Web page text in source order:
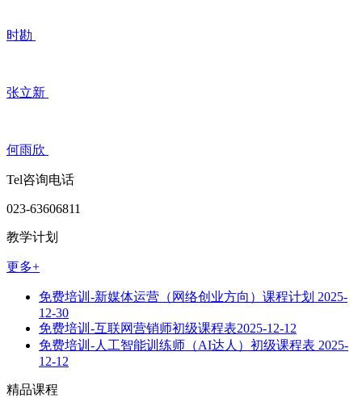
时勘
张立新
何雨欣
Tel咨询电话
023-63606811
教学计划
更多+
免费培训-新媒体运营（网络创业方向）课程计划 2025-
12-30
免费培训-互联网营销师初级课程表​2025-12-12
免费培训-人工智能训练师（AI达人）初级课程表 2025-
12-12
精品课程